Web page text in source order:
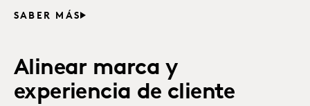
SABER MÁS
Alinear marca y
experiencia de cliente